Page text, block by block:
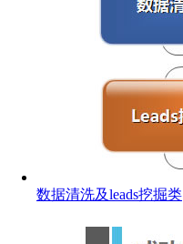
数据清洗及leads挖掘类